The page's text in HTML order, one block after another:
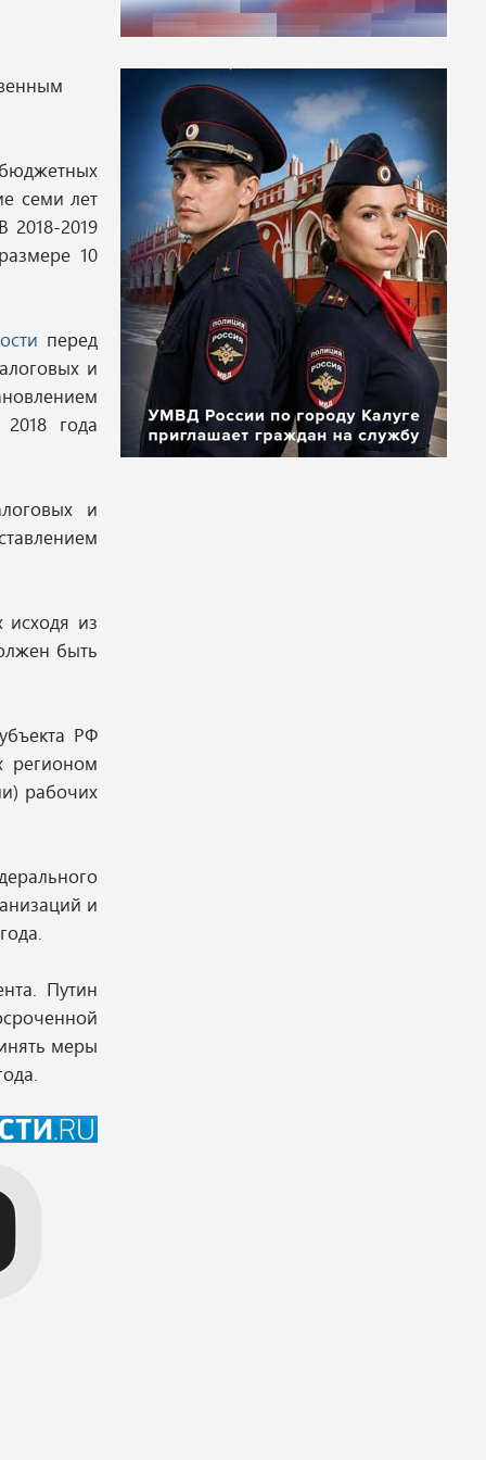
семи лет
2018-2019
10
перед
и
года
и
исходя из
быть
РФ
регионом
рабочих
и
Путин
меры